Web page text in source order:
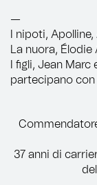
—
I nipoti,
La nuora,
I figli, Jean
partecipano
37 anni di